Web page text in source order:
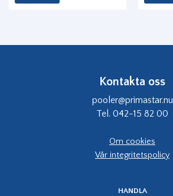
Kontakta oss
pooler@primastar.nu
Tel. 042-15 82 00
Om cookies
Vår integritetspolicy
HANDLA